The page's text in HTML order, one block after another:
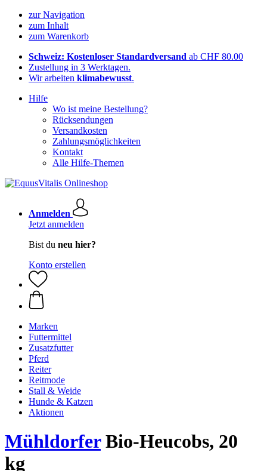
zur Navigation
zum Inhalt
zum Warenkorb
Schweiz: Kostenloser Standardversand ab CHF 80.00
Zustellung in 3 Werktagen.
Wir arbeiten klimabewusst.
Hilfe
Wo ist meine Bestellung?
Rücksendungen
Versandkosten
Zahlungsmöglichkeiten
Kontakt
Alle Hilfe-Themen
Anmelden
Jetzt anmelden
Bist du neu hier?
Konto erstellen
Marken
Futtermittel
Zusatzfutter
Pferd
Reiter
Reitmode
Stall & Weide
Hunde & Katzen
Aktionen
MühldorferBio-Heucobs, 20
kg